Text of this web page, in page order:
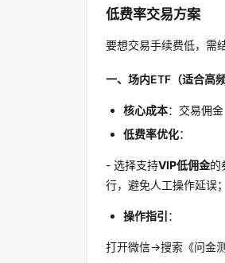
低费率交易方案
要想交易手续费低，需
一、场内ETF（适合高
核心成本：交易佣
低费率优化：
- 选择支持VIP低佣金的
行，避免人工操作延误；
操作指引 ：
打开微信→搜索《问金